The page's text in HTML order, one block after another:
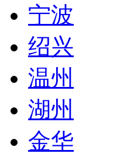
宁波
绍兴
温州
湖州
金华